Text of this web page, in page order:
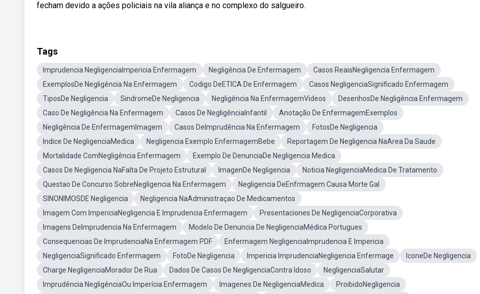
fecham devido a ações policiais na vila aliança e no complexo do salgueiro.
Tags
Imprudencia NegligenciaImpericia Enfermagem Negligência De Enfermagem
Casos ReaisNegligencia Enfermagem
ExemplosDe Negligência Na Enfermagem
Codigo DeETICA De Enfermagem
Casos NegligenciaSignificado Enfermagem
TiposDe Negligencia
SindromeDe Negligencia Negligência Na EnfermagemVideos
DesenhosDe Negligência Enfermagem
Caso De Negligência Na Enfermagem
Casos De NegligênciaInfantil
Anotação De EnfermagemExemplos
Negligência De EnfermagemImagem
Casos DeImprudência Na Enfermagem
FotosDe Negligencia
Indice De NegligenciaMedica
Negligencia Exemplo EnfermagemBebe
Reportagem De Negligencia NaArea Da Saude
Mortalidade ComNegligência Enfermagem
Exemplo De DenunciaDe Negligencia Medica
Casos De Negligencia NaFalta De Projeto Estrutural
ImagenDe Negligencia
Noticia NegligenciaMedica De Tratamento
Questao De Concurso SobreNegligencia Na Enfermagem
Negligencia DeEnfrmagem Causa Morte Gal
SINONIMOSDE Negligencia
Negligencia NaAdministraçao De Medicamentos
Imagem Com ImpericiaNegligencia E Imprudencia Enfermagem
Presentaciones De NegligenciaCorporativa
Imagens DeImprudencia Na Enfermagem
Modelo De Denuncia De NegligenciaMédica Portugues
Consequencias De ImprudenciaNa Enfermagem PDF
Enfermagem NegligenciaImprudencia E Impericia
NegligenciaSignificado Enfermagem
FotoDe Negligencia Impericia ImprudenciaNegligencia Enfermage
IconeDe Negligencia
Charge NegligenciaMorador De Rua
Dados De Casos De NegligenciaContra Idoso
NegligenciaSalutar
Imprudência NegligênciaOu Imperícia Enfermagem
Imagenes De NegligenciaMedica
ProibidoNegligencia